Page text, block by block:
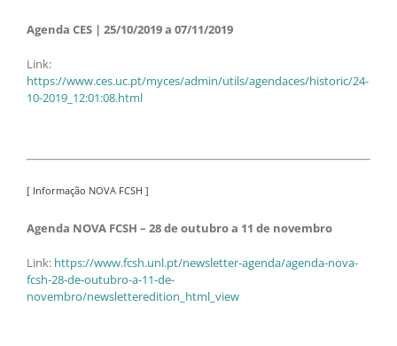
Agenda CES | 25/10/2019 a 07/11/2019
Link:
https://www.ces.uc.pt/myces/admin/utils/agendaces/historic/24-
10-2019_12:01:08.html
[ Informação NOVA FCSH ]
Agenda NOVA FCSH – 28 de outubro a 11 de novembro
Link: https://www.fcsh.unl.pt/newsletter-agenda/agenda-nova-
fcsh-28-de-outubro-a-11-de-
novembro/newsletteredition_html_view